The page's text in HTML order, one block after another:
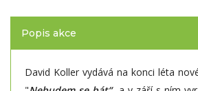
Popis akce
David Koller vydává na konci léta